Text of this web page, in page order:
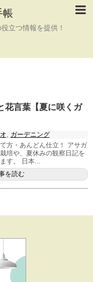
帳
立つ情報を提供！
花言葉【夏に咲くガ
ガーデニング
方・あんどん仕立！ アサガ
培や、夏休みの観察日記を
す。 日本...
を読む